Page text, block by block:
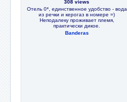
308 views
Отель 0*, единственное удобство - вода
из речки и керогаз в номере =)
Неподалеку проживает племя,
практически дикое.
Banderas